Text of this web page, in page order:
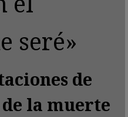
seré»
de
la muerte